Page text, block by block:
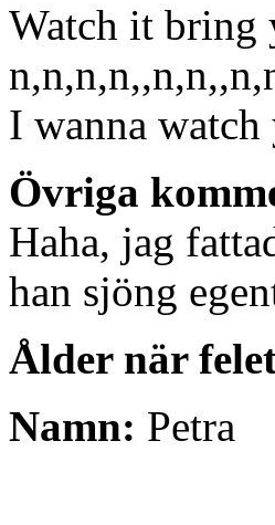
Watch it bring
I wanna watch
Övriga
Haha, jag
han sjöng
Ålder när
Namn: Petra